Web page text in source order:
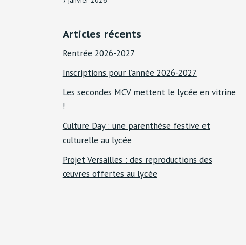
Articles récents
Rentrée 2026-2027
Inscriptions pour l’année 2026-2027
Les secondes MCV mettent le lycée en vitrine
!
Culture Day : une parenthèse festive et
culturelle au lycée
Projet Versailles : des reproductions des
œuvres offertes au lycée